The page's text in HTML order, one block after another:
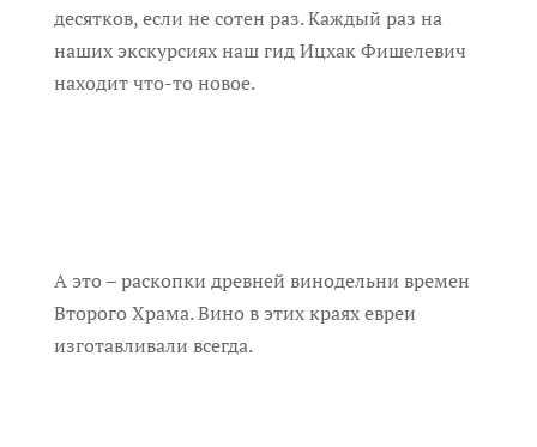
десятков, если не сотен раз. Каждый раз на
наших экскурсиях наш гид Ицхак Фишелевич
находит что-то новое.
А это – раскопки древней винодельни времен
Второго Храма. Вино в этих краях евреи
изготавливали всегда.